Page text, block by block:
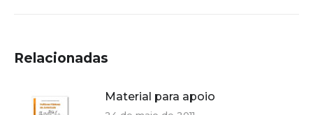
Relacionadas
Material para apoio